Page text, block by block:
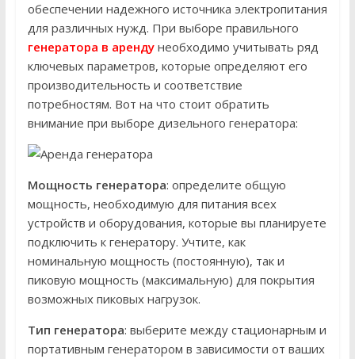
обеспечении надежного источника электропитания
для различных нужд. При выборе правильного
генератора в арендунеобходимо учитывать ряд
ключевых параметров, которые определяют его
производительность и соответствие
потребностям. Вот на что стоит обратить
внимание при выборе дизельного генератора:
Мощность генератора: определите общую
мощность, необходимую для питания всех
устройств и оборудования, которые вы планируете
подключить к генератору. Учтите, как
номинальную мощность (постоянную), так и
пиковую мощность (максимальную) для покрытия
возможных пиковых нагрузок.
Тип генератора: выберите между стационарным и
портативным генератором в зависимости от ваших